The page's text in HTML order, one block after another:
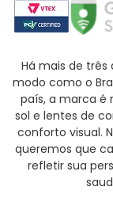
Há mais de
modo como o
país, a marca é
sol e lentes de
conforto visual.
queremos que
refletir sua